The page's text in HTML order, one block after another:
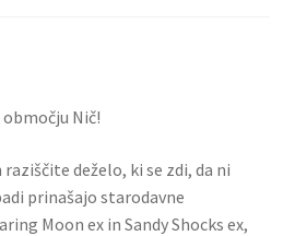
Nič!
deželo, ki se zdi, da ni
prinašajo starodavne
Moon ex in Sandy Shocks ex,